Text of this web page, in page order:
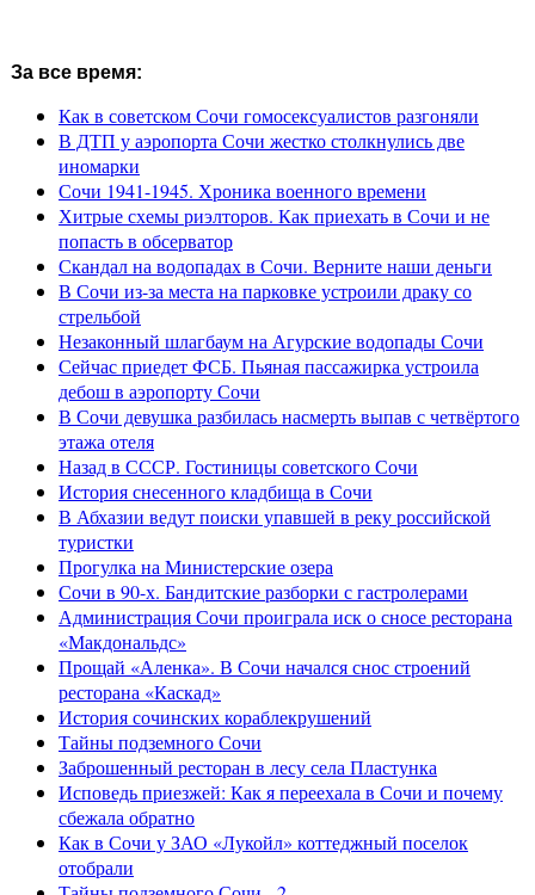
За все время:
Как в советском Сочи гомосексуалистов разгоняли
В ДТП у аэропорта Сочи жестко столкнулись две
иномарки
Сочи 1941-1945. Хроника военного времени
Хитрые схемы риэлторов. Как приехать в Сочи и не
попасть в обсерватор
Скандал на водопадах в Сочи. Верните наши деньги
В Сочи из-за места на парковке устроили драку со
стрельбой
Незаконный шлагбаум на Агурские водопады Сочи
Сейчас приедет ФСБ. Пьяная пассажирка устроила
дебош в аэропорту Сочи
В Сочи девушка разбилась насмерть выпав с четвёртого
этажа отеля
Назад в СССР. Гостиницы советского Сочи
История снесенного кладбища в Сочи
В Абхазии ведут поиски упавшей в реку российской
туристки
Прогулка на Министерские озера
Сочи в 90-х. Бандитские разборки с гастролерами
Администрация Сочи проиграла иск о сносе ресторана
«Макдональдс»
Прощай «Аленка». В Сочи начался снос строений
ресторана «Каскад»
История сочинских кораблекрушений
Тайны подземного Сочи
Заброшенный ресторан в лесу села Пластунка
Исповедь приезжей: Как я переехала в Сочи и почему
сбежала обратно
Как в Сочи у ЗАО «Лукойл» коттеджный поселок
отобрали